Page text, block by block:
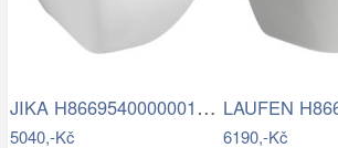
JIKA H8669540000001 - Závěsné WC PURE +…
5040,-Kč 6190,-Kč